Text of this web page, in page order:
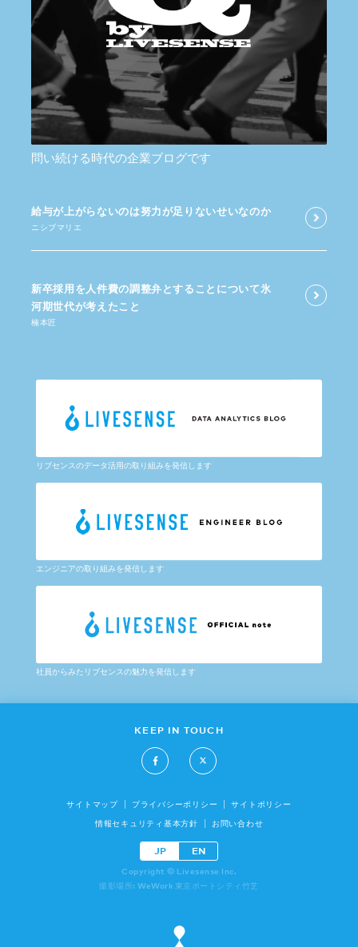
問い続ける時代の企業ブログです
給与が​上がらないのは​努力が​足りないせいなのか
ニシブマリエ
新卒採用を​人件費の​調整弁と​する​ことに​ついて​氷
河期世代が​考えた​こと
楠本匠
リブセンスのデータ活用の取り組みを発信します
エンジニアの取り組みを発信します
社員からみたリブセンスの魅力を発信します
KEEP IN TOUCH
サイトマップ プライバシーポリシー サイトポリシー
情報セキュリティ基本方針 お問い合わせ
JP EN
Copyright © Livesense Inc.
撮影場所: WeWork 東京ポートシティ竹芝